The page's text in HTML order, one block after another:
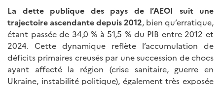
La dette publique des pays de l’AEOI suit une
trajectoire ascendante depuis 2012, bien qu’erratique,
étant passée de 34,0 % à 51,5 % du PIB entre 2012 et
2024. Cette dynamique reflète l’accumulation de
déficits primaires creusés par une succession de chocs
ayant affecté la région (crise sanitaire, guerre en
Ukraine, instabilité politique), également très exposée